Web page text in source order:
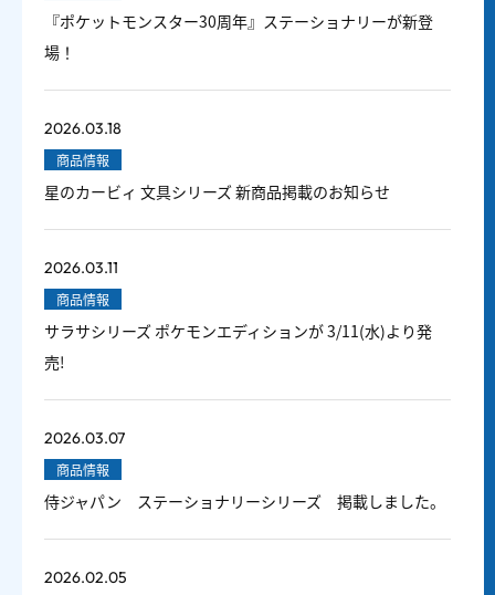
『ポケットモンスター30周年』ステーショナリーが新登
場！
2026.03.18
商品情報
星のカービィ 文具シリーズ 新商品掲載のお知らせ
2026.03.11
商品情報
サラサシリーズ ポケモンエディションが 3/11(水)より発
売!
2026.03.07
商品情報
侍ジャパン ステーショナリーシリーズ 掲載しました。
2026.02.05